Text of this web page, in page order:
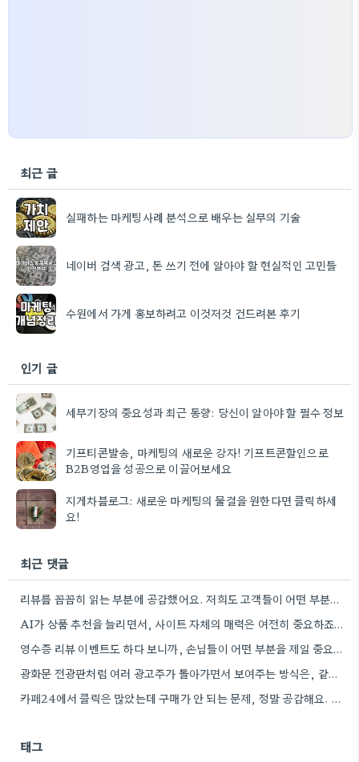
최근 글
실패하는 마케팅사례 분석으로 배우는 실무의 기술
네이버 검색 광고, 돈 쓰기 전에 알아야 할 현실적인 고민들
수원에서 가게 홍보하려고 이것저것 건드려본 후기
인기 글
세무기장의 중요성과 최근 동향: 당신이 알아야 할 필수 정보
기프티콘발송, 마케팅의 새로운 강자! 기프트콘할인으로
B2B영업을 성공으로 이끌어보세요
지게차블로그: 새로운 마케팅의 물결을 원한다면 클릭하세
요!
최근 댓글
리뷰를 꼼꼼히 읽는 부분에 공감했어요. 저희도 고객들이 어떤 부분을 가장 많이 언급하는지 파악하는 게 중요하더라구요.
AI가 상품 추천을 늘리면서, 사이트 자체의 매력은 여전히 중요하죠. 유입이 많아도 상세 페이지 경험이 좋지…
영수증 리뷰 이벤트도 하다 보니까, 손님들이 어떤 부분을 제일 중요하게 생각하는지 조금 알 것 같네요.
광화문 전광판처럼 여러 광고주가 돌아가면서 보여주는 방식은, 같은 메시지를 계속 반복하는 느낌이 있네요.
카페24에서 클릭은 많았는데 구매가 안 되는 문제, 정말 공감해요. 데이터 분석을 좀 더 깊게 파보니까…
태그